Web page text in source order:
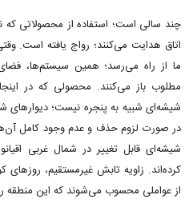
چند سالی است؛ استفاده از محصولاتی که
اتاق هدایت می‌کنند؛ رواج یافته
ما از راه می‌رسد؛ همین سیستم‌ها،
مطلوب باز می‌کنند. محصولی که در
شیشه‌ای شبیه به پنجره نیست؛ دیوارهای
در صورت لزوم حذف و عدم وجود کامل
شیشه‌ای قابل تغییر در شمال غربی
کرده‌اند. زاویه تابش غیرمستقیم، روزهای
از عواملی محسوب می‌شوند که این منطقه